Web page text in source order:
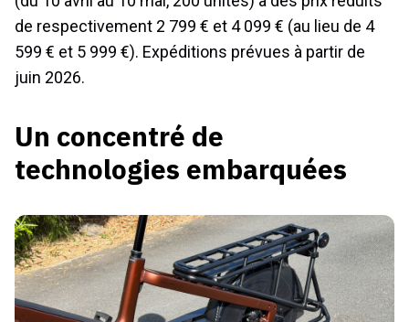
de respectivement 2 799 € et 4 099 € (au lieu de 4
599 € et 5 999 €). Expéditions prévues à partir de
juin 2026.
Un concentré de
technologies embarquées